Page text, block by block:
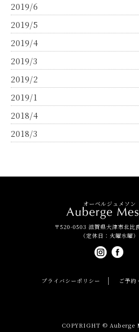
2019/6
2019/5
2019/4
2019/3
2019/2
2019/1
2018/4
2018/3
オーベルジュメソン
〒520-0503 滋賀県大津市北比
（定休日：火曜水曜）
プライバシーポリシー ご予約
COPYRIGHT © Auberge